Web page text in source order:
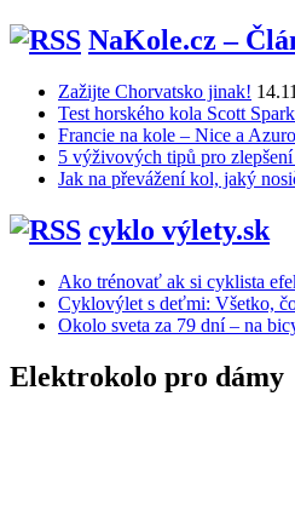
NaKole.cz –
Zažijte Chorvatsko jinak!
Test horského kola Scott
Francie na kole – Nice a
5 výživových tipů pro
Jak na převážení kol, jaký
cyklo výlety.sk
Ako trénovať ak si cyklista
Cyklovýlet s deťmi: Všetko,
Okolo sveta za 79 dní – na
Elektrokolo pro dámy